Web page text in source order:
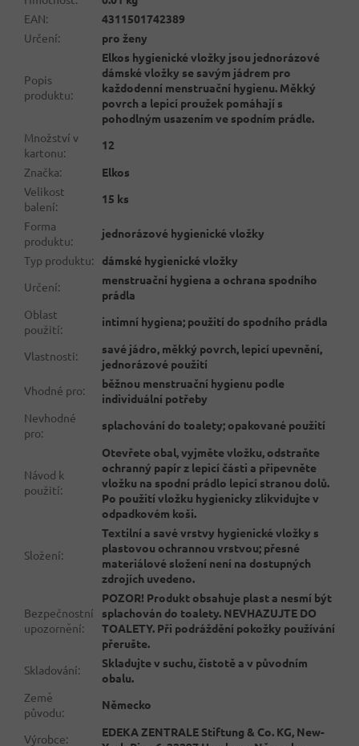
EAN:
4311501742389
Určení: pro ženy
Popis
produktu:
Elkos hygienické vložky jsou jednorázové
dámské vložky se savým jádrem pro
každodenní menstruační hygienu. Měkký
povrch a lepicí proužek pomáhají s
pohodlným usazením ve spodním prádle.
Množství v
kartonu:
12
Značka:
Elkos
Velikost
balení:
15 ks
Forma
produktu:
jednorázové hygienické vložky
Typ produktu:
dámské hygienické vložky
Určení:
menstruační hygiena a ochrana spodního
prádla
Oblast
použití:
intimní hygiena; použití do spodního prádla
Vlastnosti:
savé jádro, měkký povrch, lepicí upevnění,
jednorázové použití
Vhodné pro:
běžnou menstruační hygienu podle
individuální potřeby
Nevhodné
pro:
splachování do toalety; opakované použití
Návod k
použití:
Otevřete obal, vyjměte vložku, odstraňte
ochranný papír z lepicí části a připevněte
vložku na spodní prádlo lepicí stranou dolů.
Po použití vložku hygienicky zlikvidujte v
odpadkovém koši.
Složení:
Textilní a savé vrstvy hygienické vložky s
plastovou ochrannou vrstvou; přesné
materiálové složení není na dostupných
zdrojích uvedeno.
Bezpečnostní
upozornění:
POZOR! Produkt obsahuje plast a nesmí být
splachován do toalety. NEVHAZUJTE DO
TOALETY. Při podráždění pokožky používání
přerušte.
Skladování:
Skladujte v suchu, čistotě a v původním
obalu.
Země
původu:
Německo
Výrobce:
EDEKA ZENTRALE Stiftung & Co. KG, New-